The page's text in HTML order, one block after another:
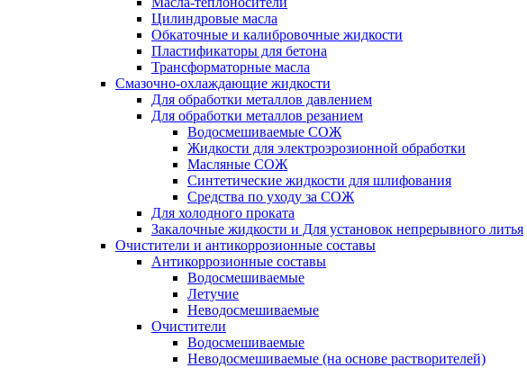
Цилиндровые масла
Обкаточные и калибровочные жидкости
Пластификаторы для бетона
Трансформаторные масла
Смазочно-охлаждающие жидкости
Для обработки металлов давлением
Для обработки металлов резанием
Водосмешиваемые СОЖ
Жидкости для электроэрозионной обработки
Масляные СОЖ
Синтетические жидкости для шлифования
Средства по уходу за СОЖ
Для холодного проката
Закалочные жидкости и Для установок непрерывного литья
Очистители и антикоррозионные составы
Антикоррозионные составы
Водосмешиваемые
Летучие
Неводосмешиваемые
Очистители
Водосмешиваемые
Неводосмешиваемые (на основе растворителей)